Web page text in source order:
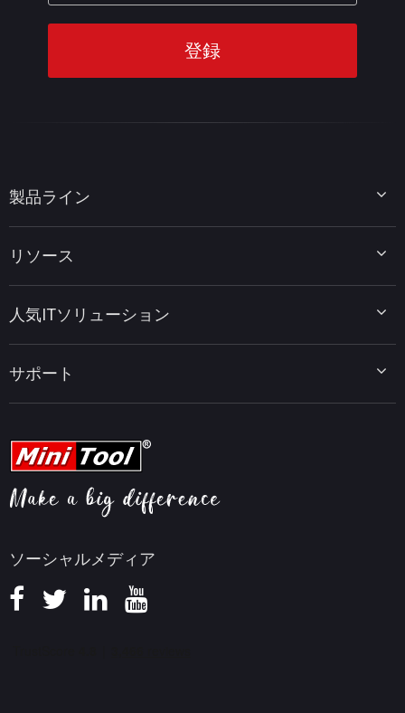
ソーシャルメディア
製品ライン
MiniTool Power Data Recovery
MiniTool PDF Editor
MiniTool MovieMaker
MiniTool uTube Downloader
リソース
データ復元ヒント
PDF編集ヒント
動画編集ヒント
ビデオ変換ヒント
画面録画ヒント
知識ベース
人気ITソリューション
MiniTool ニュースセンター
サポート
ヘルプ